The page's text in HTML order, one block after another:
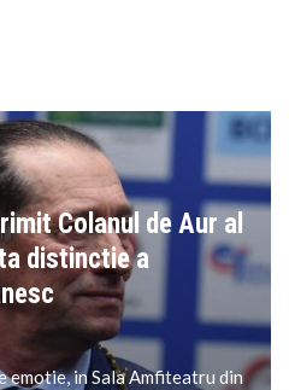
Colanul de Aur al
distinctie a
emotie, in Sala Amfiteatru din